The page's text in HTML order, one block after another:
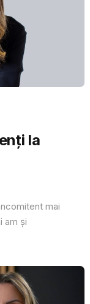
la
mai
am și